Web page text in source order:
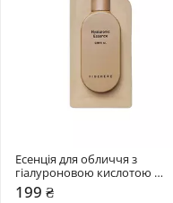
Есенція для обличчя з
гіалуроновою кислотою
Hidehere 25 мл
199 ₴